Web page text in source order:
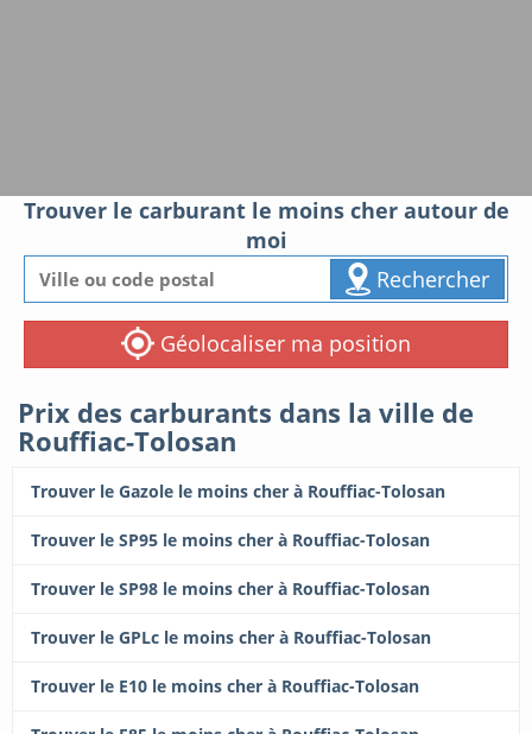
Trouver le carburant le moins cher autour de
moi
Rechercher
Géolocaliser ma position
Prix des carburants dans la ville de
Rouffiac-Tolosan
Trouver le Gazole le moins cher à Rouffiac-Tolosan
Trouver le SP95 le moins cher à Rouffiac-Tolosan
Trouver le SP98 le moins cher à Rouffiac-Tolosan
Trouver le GPLc le moins cher à Rouffiac-Tolosan
Trouver le E10 le moins cher à Rouffiac-Tolosan